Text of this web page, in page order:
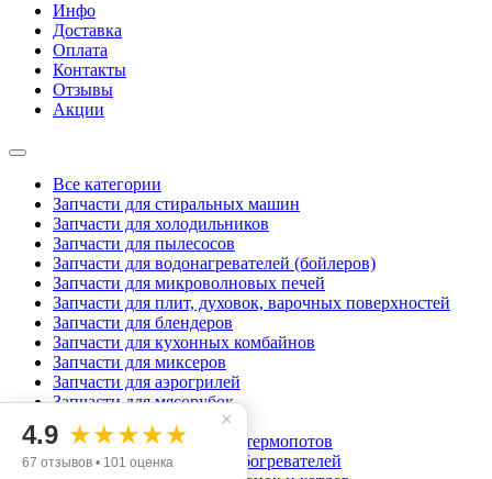
Инфо
Доставка
Оплата
Контакты
Отзывы
Акции
Все категории
Запчасти для стиральных машин
Запчасти для холодильников
Запчасти для пылесосов
Запчасти для водонагревателей (бойлеров)
Запчасти для микроволновых печей
Запчасти для плит, духовок, варочных поверхностей
Запчасти для блендеров
Запчасти для кухонных комбайнов
Запчасти для миксеров
Запчасти для аэрогрилей
Запчасти для мясорубок
Запчасти для хлебопечек
Запчасти для чайников и термопотов
Запчасти для масляных обогревателей
×
4.9 ★★★★★
67 отзывов • 101 оценка